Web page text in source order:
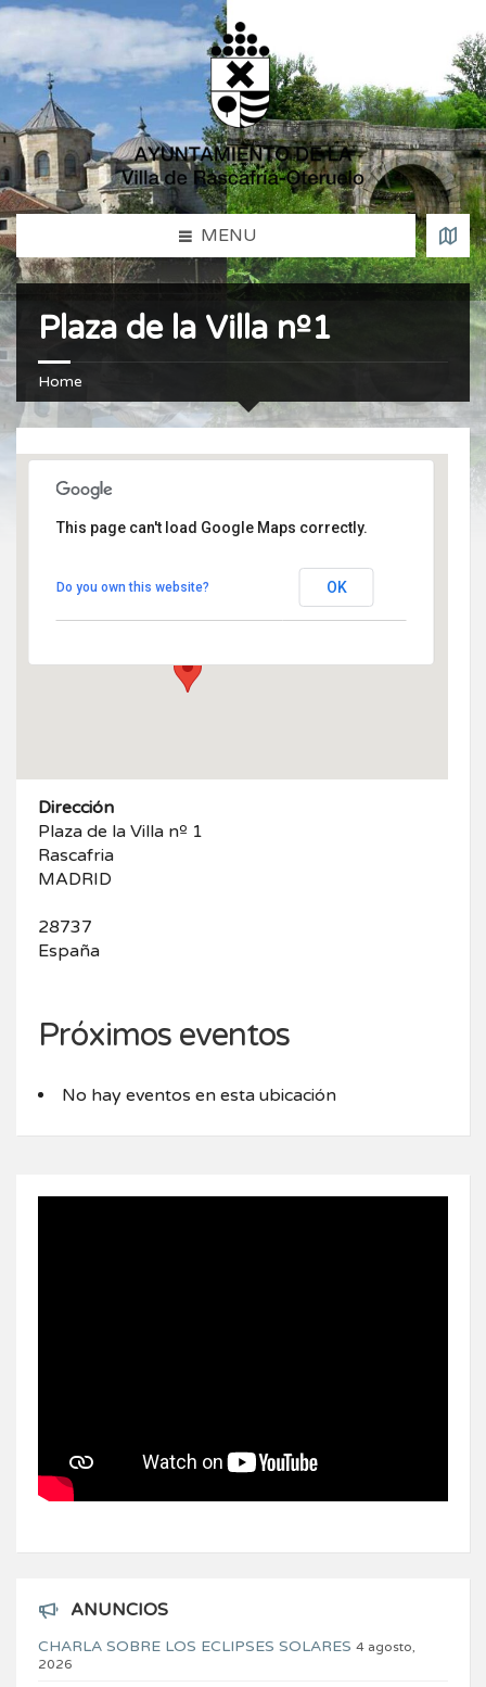
MENU
Plaza de la Villa nº1
Home
Plaza de la Villa nº1
Plaza de la Villa nº 1 - Rascafria
This page can't load Google Maps correctly.
Do you own this website? OK
Dirección
Plaza de la Villa nº 1
Rascafria
MADRID
28737
España
Próximos eventos
No hay eventos en esta ubicación
ANUNCIOS
CHARLA SOBRE LOS ECLIPSES SOLARES 4 agosto,
2026